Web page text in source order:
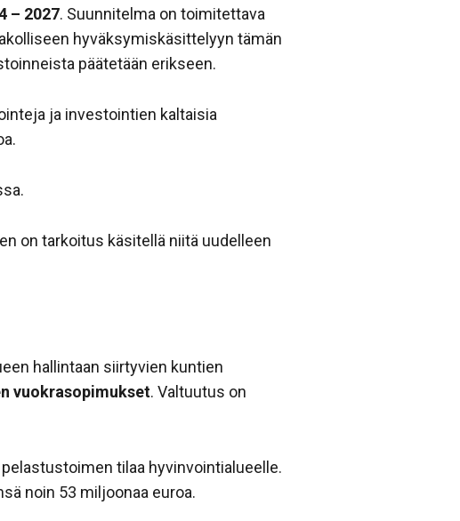
– 2027. Suunnitelma on toimitettava
hyväksymiskäsittelyyn tämän
päätetään erikseen.
ja investointien kaltaisia
on tarkoitus käsitellä niitä uudelleen
hallintaan siirtyvien kuntien
vuokrasopimukset. Valtuutus on
tilaa hyvinvointialueelle.
noin 53 miljoonaa euroa.